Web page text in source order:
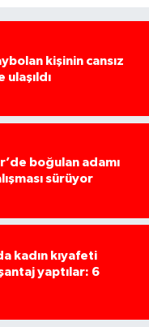
kişinin cansız
ulaşıldı
boğulan adamı
sürüyor
kadın kıyafeti
yaptılar: 6